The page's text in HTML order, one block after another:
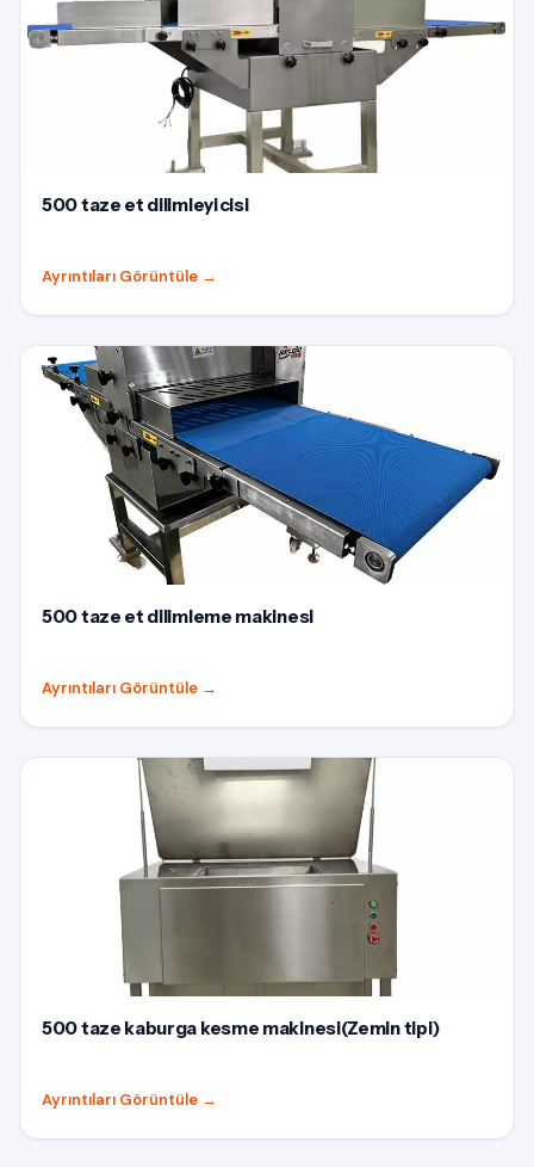
500 taze et dilimleyicisi
Ayrıntıları Görüntüle →
500 taze et dilimleme makinesi
Ayrıntıları Görüntüle →
500 taze kaburga kesme makinesi(Zemin tipi)
Ayrıntıları Görüntüle →